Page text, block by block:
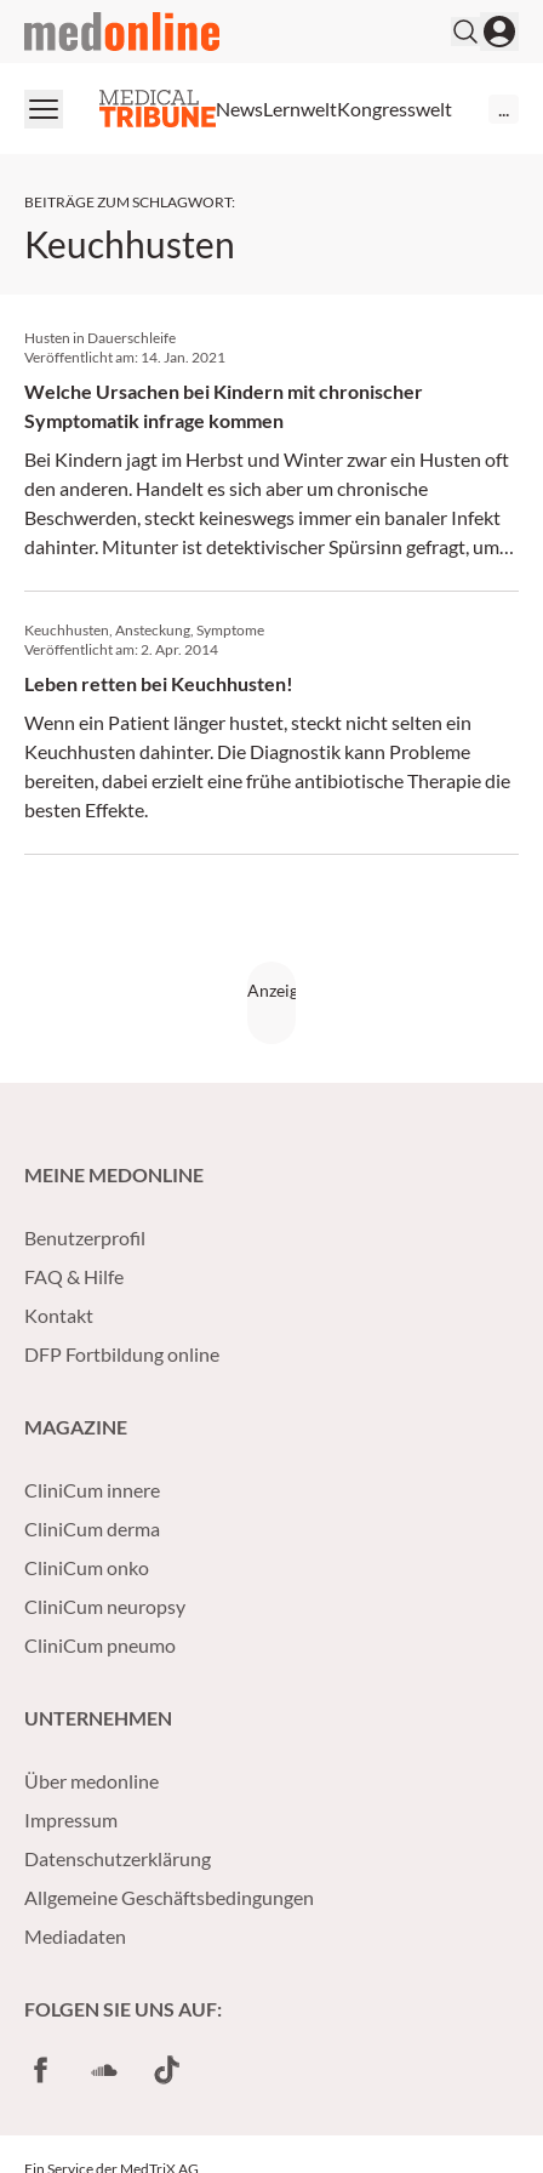
medonline
NewsLernweltKongresswelt
BEITRÄGE ZUM SCHLAGWORT:
Keuchhusten
Husten in Dauerschleife
Veröffentlicht am: 14. Jan. 2021
Welche Ursachen bei Kindern mit chronischer
Symptomatik infrage kommen
Bei Kindern jagt im Herbst und Winter zwar ein Husten oft
den anderen. Handelt es sich aber um chronische
Beschwerden, steckt keineswegs immer ein banaler Infekt
dahinter. Mitunter ist detektivischer Spürsinn gefragt, um
Keuchhusten, Ansteckung, Symptome
Veröffentlicht am:2. Apr. 2014
Leben retten bei Keuchhusten!
Wenn ein Patient länger hustet, steckt nicht selten ein
Keuchhusten dahinter. Die Dia­gnostik kann Probleme
bereiten, dabei erzielt eine frühe antibio­tische Therapie die
besten Effekte.
MEINE MEDONLINE
Benutzerprofil
FAQ & Hilfe
Kontakt
DFP Fortbildung online
MAGAZINE
CliniCum innere
CliniCum derma
CliniCum onko
CliniCum neuropsy
CliniCum pneumo
UNTERNEHMEN
Über medonline
Impressum
Datenschutzerklärung
Allgemeine Geschäftsbedingungen
Mediadaten
FOLGEN SIE UNS AUF:
FacebookSoundCloud
TikTok
Ein Service der MedTriX AG